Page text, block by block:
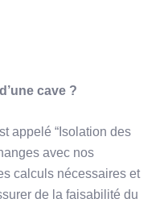
cave ?
appelé “Isolation des
avec nos
calculs nécessaires et
de la faisabilité du